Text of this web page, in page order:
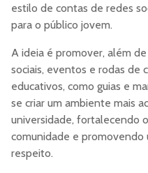
estilo de contas de redes
para o público jovem.
A ideia é promover, além
sociais, eventos e rodas de
educativos, como guias e
se criar um ambiente mais
universidade, fortalecendo
comunidade e promovendo
respeito.